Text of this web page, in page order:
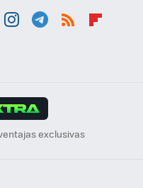
exclusivas